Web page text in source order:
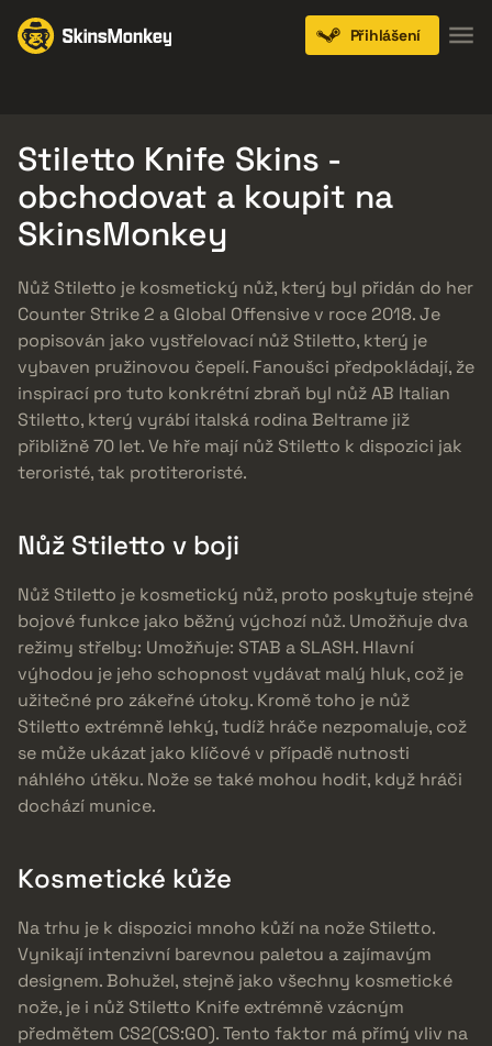
Přihlášení
Stiletto Knife Skins -
obchodovat a koupit na
SkinsMonkey
Nůž Stiletto je kosmetický nůž, který byl přidán do her
Counter Strike 2 a Global Offensive v roce 2018. Je
popisován jako vystřelovací nůž Stiletto, který je
vybaven pružinovou čepelí. Fanoušci předpokládají, že
inspirací pro tuto konkrétní zbraň byl nůž AB Italian
Stiletto, který vyrábí italská rodina Beltrame již
přibližně 70 let. Ve hře mají nůž Stiletto k dispozici jak
teroristé, tak protiteroristé.
Nůž Stiletto v boji
Nůž Stiletto je kosmetický nůž, proto poskytuje stejné
bojové funkce jako běžný výchozí nůž. Umožňuje dva
režimy střelby: Umožňuje: STAB a SLASH. Hlavní
výhodou je jeho schopnost vydávat malý hluk, což je
užitečné pro zákeřné útoky. Kromě toho je nůž
Stiletto extrémně lehký, tudíž hráče nezpomaluje, což
se může ukázat jako klíčové v případě nutnosti
náhlého útěku. Nože se také mohou hodit, když hráči
dochází munice.
Kosmetické kůže
Na trhu je k dispozici mnoho kůží na nože Stiletto.
Vynikají intenzivní barevnou paletou a zajímavým
designem. Bohužel, stejně jako všechny kosmetické
nože, je i nůž Stiletto Knife extrémně vzácným
předmětem CS2(CS:GO). Tento faktor má přímý vliv na